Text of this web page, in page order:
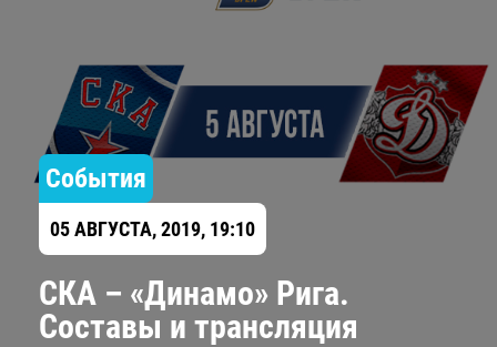
События
05 АВГУСТА, 2019, 19:10
СКА – «Динамо» Рига.
Составы и трансляция